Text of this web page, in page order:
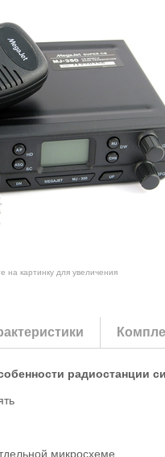
на картинку для увеличения
радиостанции
микросхеме